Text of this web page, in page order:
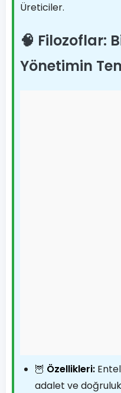
Üreticiler.
🧠 Filozoflar:
Yönetimin
🦉 Özellikleri:
adalet ve doğruluk